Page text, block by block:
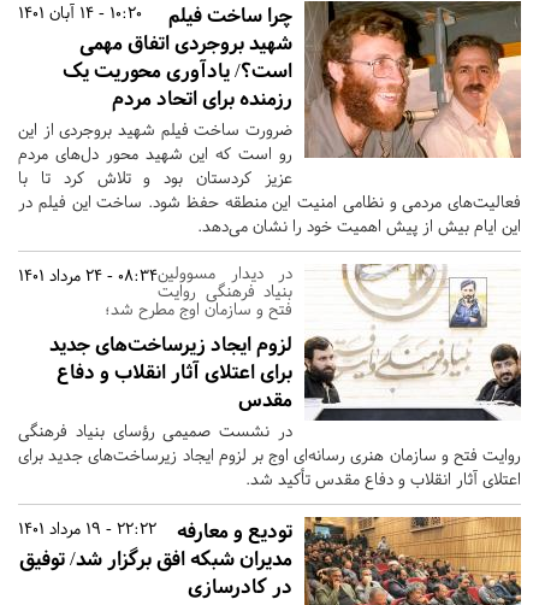
10:20 - 14 آبان 1401
چرا ساخت فیلم
شهید بروجردی اتفاق مهمی
است؟/ یادآوری محوریت یک
رزمنده برای اتحاد مردم
ضرورت ساخت فیلم شهید بروجردی از این
رو است که این شهید محور دل‌های مردم
عزیز کردستان بود و تلاش کرد تا با
فعالیت‌های مردمی و نظامی امنیت این منطقه حفظ شود. ساخت این فیلم در
این ایام بیش از پیش اهمیت خود را نشان می‌دهد.
08:34 - 24 مرداد 1401در دیدار مسوولین
بنیاد فرهنگی روایت
فتح و سازمان اوج مطرح شد؛
لزوم ایجاد زیرساخت‌های جدید
برای اعتلای آثار انقلاب و دفاع
مقدس
در نشست صمیمی رؤسای بنیاد فرهنگی
روایت فتح و سازمان هنری رسانه‌ای اوج بر لزوم ایجاد زیرساخت‌های جدید برای
اعتلای آثار انقلاب و دفاع مقدس تأکید شد.
22:22 - 19 مرداد 1401
تودیع و معارفه
مدیران شبکه افق برگزار شد/ توفیق
در کادرسازی